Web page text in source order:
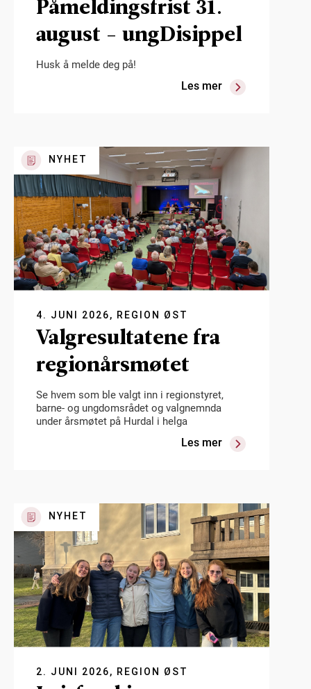
Påmeldingsfrist 31.
august - ungDisippel
Husk å melde deg på!
Les mer
4. JUNI 2026, REGION ØST
Valgresultatene fra
regionårsmøtet
Se hvem som ble valgt inn i regionstyret,
barne- og ungdomsrådet og valgnemnda
under årsmøtet på Hurdal i helga
Les mer
NYHET
2. JUNI 2026, REGION ØST
NYHET